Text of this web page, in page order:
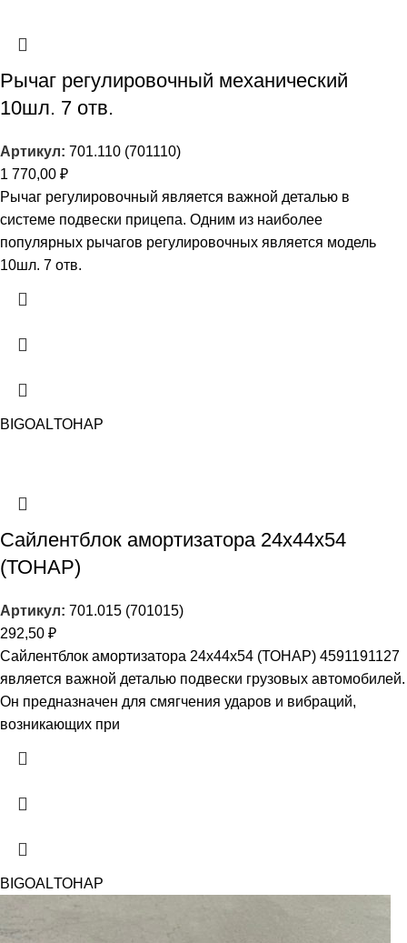
Рычаг регулировочный механический
10шл. 7 отв.
Артикул: 701.110 (701110)
1 770,00 ₽
Рычаг регулировочный является важной деталью в
системе подвески прицепа. Одним из наиболее
популярных рычагов регулировочных является модель
10шл. 7 отв.
BIGOALТОНАР
Сайлентблок амортизатора 24х44х54
(ТОНАР)
Артикул: 701.015 (701015)
292,50 ₽
Сайлентблок амортизатора 24х44х54 (ТОНАР) 4591191127
является важной деталью подвески грузовых автомобилей.
Он предназначен для смягчения ударов и вибраций,
возникающих при
BIGOALТОНАР